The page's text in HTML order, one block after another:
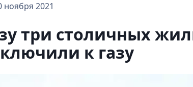
ноября 2021
три столичных
к газу